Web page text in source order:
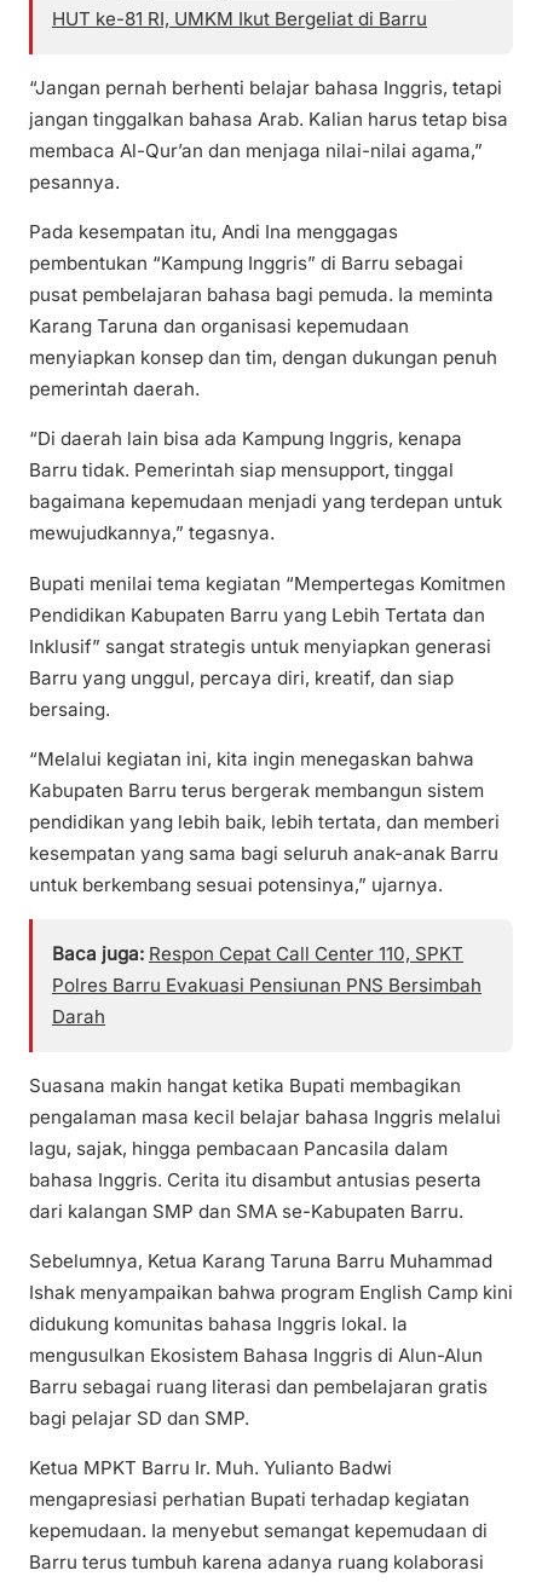
HUT ke-81 RI, UMKM Ikut Bergeliat di Barru
“Jangan pernah berhenti belajar bahasa Inggris, tetapi
jangan tinggalkan bahasa Arab. Kalian harus tetap bisa
membaca Al-Qur’an dan menjaga nilai-nilai agama,”
pesannya.
Pada kesempatan itu, Andi Ina menggagas
pembentukan “Kampung Inggris” di Barru sebagai
pusat pembelajaran bahasa bagi pemuda. Ia meminta
Karang Taruna dan organisasi kepemudaan
menyiapkan konsep dan tim, dengan dukungan penuh
pemerintah daerah.
“Di daerah lain bisa ada Kampung Inggris, kenapa
Barru tidak. Pemerintah siap mensupport, tinggal
bagaimana kepemudaan menjadi yang terdepan untuk
mewujudkannya,” tegasnya.
Bupati menilai tema kegiatan “Mempertegas Komitmen
Pendidikan Kabupaten Barru yang Lebih Tertata dan
Inklusif” sangat strategis untuk menyiapkan generasi
Barru yang unggul, percaya diri, kreatif, dan siap
bersaing.
“Melalui kegiatan ini, kita ingin menegaskan bahwa
Kabupaten Barru terus bergerak membangun sistem
pendidikan yang lebih baik, lebih tertata, dan memberi
kesempatan yang sama bagi seluruh anak-anak Barru
untuk berkembang sesuai potensinya,” ujarnya.
Baca juga: Respon Cepat Call Center 110, SPKT
Polres Barru Evakuasi Pensiunan PNS Bersimbah
Darah
Suasana makin hangat ketika Bupati membagikan
pengalaman masa kecil belajar bahasa Inggris melalui
lagu, sajak, hingga pembacaan Pancasila dalam
bahasa Inggris. Cerita itu disambut antusias peserta
dari kalangan SMP dan SMA se-Kabupaten Barru.
Sebelumnya, Ketua Karang Taruna Barru Muhammad
Ishak menyampaikan bahwa program English Camp kini
didukung komunitas bahasa Inggris lokal. Ia
mengusulkan Ekosistem Bahasa Inggris di Alun-Alun
Barru sebagai ruang literasi dan pembelajaran gratis
bagi pelajar SD dan SMP.
Ketua MPKT Barru Ir. Muh. Yulianto Badwi
mengapresiasi perhatian Bupati terhadap kegiatan
kepemudaan. Ia menyebut semangat kepemudaan di
Barru terus tumbuh karena adanya ruang kolaborasi